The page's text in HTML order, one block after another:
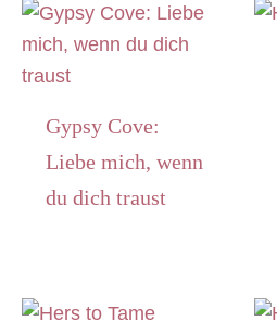
Gypsy Cove:
Liebe mich, wenn
du dich traust